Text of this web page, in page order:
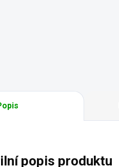
popis produktu